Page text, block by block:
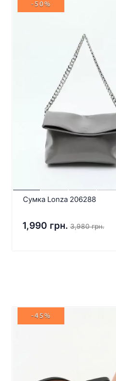
-50%
Сумка Lonza 206288
1,990 грн. 3,980 грн.
-45%